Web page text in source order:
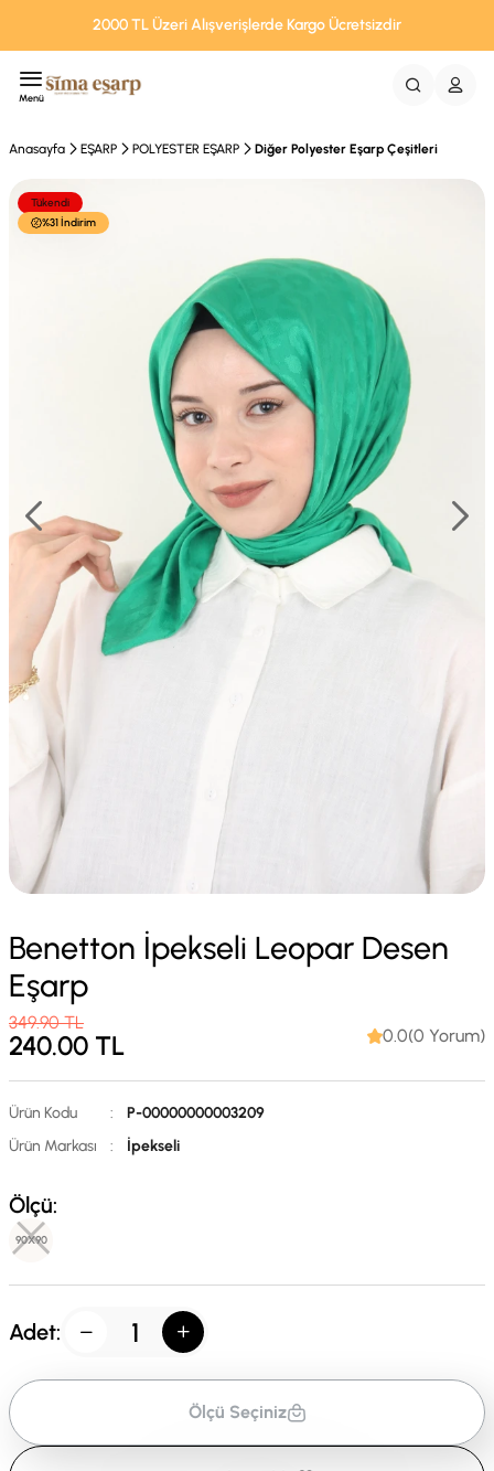
2000 TL Üzeri Alışverişlerde Kargo Ücretsizdir
Menü
Anasayfa EŞARP POLYESTER EŞARP Diğer Polyester Eşarp Çeşitleri
Tükendi
%31 İndirim
Benetton İpekseli Leopar Desen
Eşarp
349.90TL
240.00 TL 0.0(0 Yorum)
Ürün Kodu :
P-00000000003209
Ürün Markası
: İpekseli
Ölçü:
90X90
Adet:
Ölçü Seçiniz